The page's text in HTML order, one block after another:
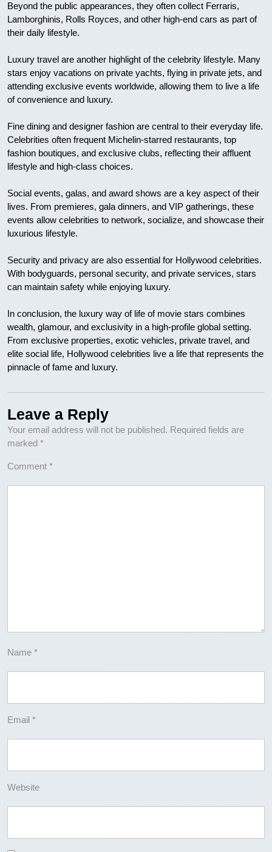
Beyond the public appearances, they often collect Ferraris,
Lamborghinis, Rolls Royces, and other high-end cars as part of
their daily lifestyle.
Luxury travel are another highlight of the celebrity lifestyle. Many
stars enjoy vacations on private yachts, flying in private jets, and
attending exclusive events worldwide, allowing them to live a life
of convenience and luxury.
Fine dining and designer fashion are central to their everyday life.
Celebrities often frequent Michelin-starred restaurants, top
fashion boutiques, and exclusive clubs, reflecting their affluent
lifestyle and high-class choices.
Social events, galas, and award shows are a key aspect of their
lives. From premieres, gala dinners, and VIP gatherings, these
events allow celebrities to network, socialize, and showcase their
luxurious lifestyle.
Security and privacy are also essential for Hollywood celebrities.
With bodyguards, personal security, and private services, stars
can maintain safety while enjoying luxury.
In conclusion, the luxury way of life of movie stars combines
wealth, glamour, and exclusivity in a high-profile global setting.
From exclusive properties, exotic vehicles, private travel, and
elite social life, Hollywood celebrities live a life that represents the
pinnacle of fame and luxury.
Leave a Reply
Your email address will not be published. Required fields are
marked *
Comment *
Name *
Email *
Website